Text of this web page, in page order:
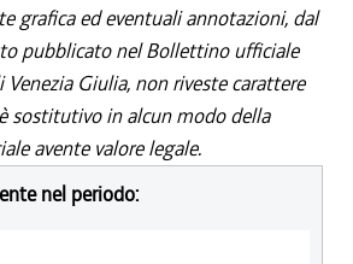
grafica ed eventuali annotazioni, dal
pubblicato nel Bollettino ufficiale
Giulia, non riveste carattere
sostitutivo in alcun modo della
avente valore legale.
nel periodo: